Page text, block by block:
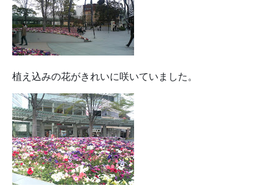
植え込みの花がきれいに咲いていました。